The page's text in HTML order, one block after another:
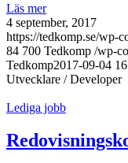
Läs mer
4 september, 2017
https://tedkomp.se/wp-
84 700 Tedkomp /wp-
Tedkomp2017-09-04
Utvecklare / Developer
Lediga jobb